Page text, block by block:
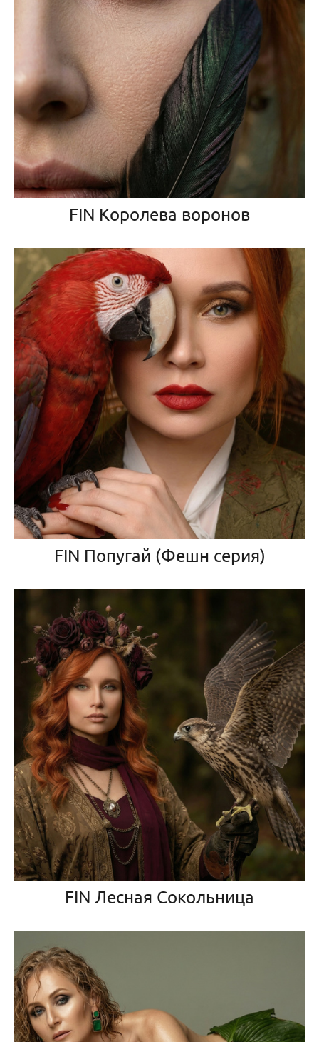
FIN Королева воронов
FIN Попугай (Фешн серия)
FIN Лесная Сокольница